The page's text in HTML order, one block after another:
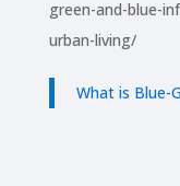
green-and-blue-
urban-living/
What is Blue-